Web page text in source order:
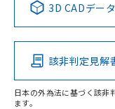
Pb
O
その他の認
3D CADデータ
該非判定見解
日本の外為法に基づく該非
ます。